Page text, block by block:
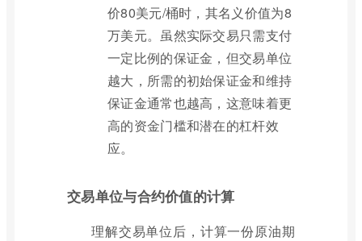
价80美元/桶时，其名义价值为8
万美元。虽然实际交易只需支付
一定比例的保证金，但交易单位
越大，所需的初始保证金和维持
保证金通常也越高，这意味着更
高的资金门槛和潜在的杠杆效
应。
交易单位与合约价值的计算
理解交易单位后，计算一份原油期